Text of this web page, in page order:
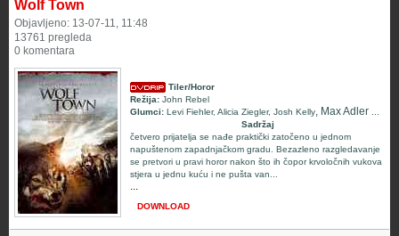
Wolf Town
Objavljeno: 13-07-11, 11:48
13761 pregleda
0 komentara
Tiler/Horor
Režija: John Rebel
Glumci: Levi Fiehler, Alicia Ziegler, Josh Kelly, Max Adler
Sadržaj
četvero prijatelja se nađe praktički zatočeno u jednom
napuštenom zapadnjačkom gradu. Bezazleno razgledavanje
se pretvori u pravi horor nakon što ih čopor krvoločnih vukova
stjera u jednu kuću i ne pušta van...
...
DOWNLOAD